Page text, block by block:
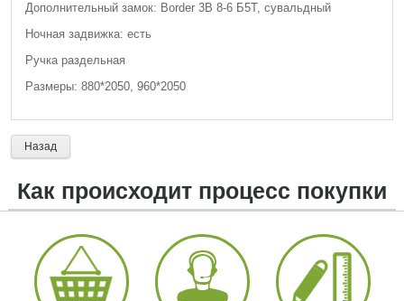
Дополнительный замок: Border 3В 8-6 Б5Т, сувальдный
Ночная задвижка: есть
Ручка раздельная
Размеры: 880*2050, 960*2050
Назад
Как происходит процесс покупки